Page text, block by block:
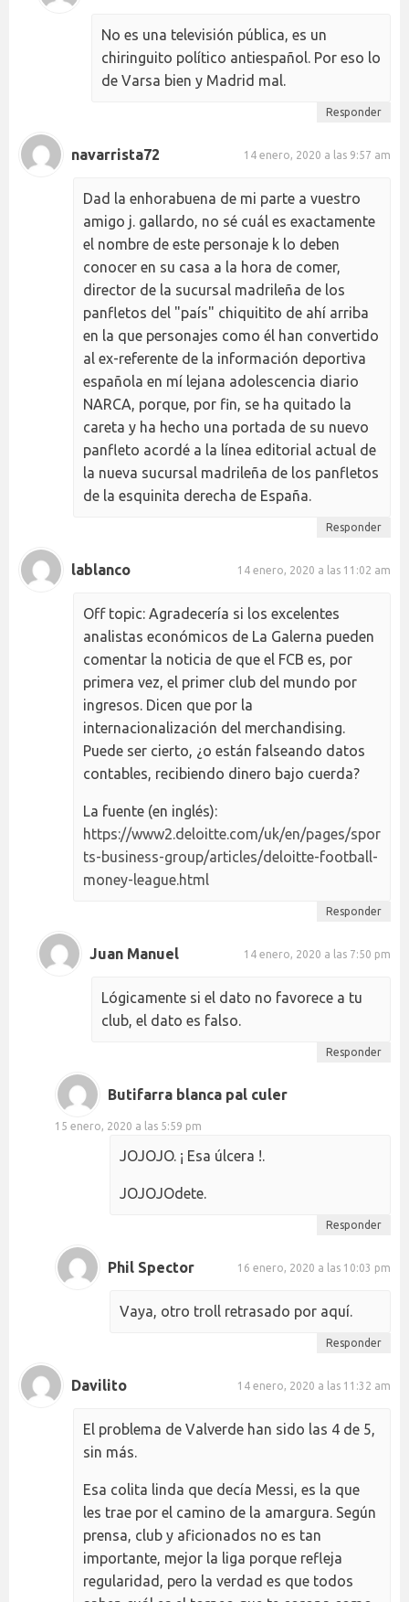
No es una televisión pública, es un
chiringuito político antiespañol. Por eso lo
de Varsa bien y Madrid mal.
Responder
navarrista72 14 enero, 2020 a las 9:57 am
Dad la enhorabuena de mi parte a vuestro
amigo j. gallardo, no sé cuál es exactamente
el nombre de este personaje k lo deben
conocer en su casa a la hora de comer,
director de la sucursal madrileña de los
panfletos del "país" chiquitito de ahí arriba
en la que personajes como él han convertido
al ex-referente de la información deportiva
española en mí lejana adolescencia diario
NARCA, porque, por fin, se ha quitado la
careta y ha hecho una portada de su nuevo
panfleto acordé a la línea editorial actual de
la nueva sucursal madrileña de los panfletos
de la esquinita derecha de España.
Responder
lablanco 14 enero, 2020 a las 11:02 am
Off topic: Agradecería si los excelentes
analistas económicos de La Galerna pueden
comentar la noticia de que el FCB es, por
primera vez, el primer club del mundo por
ingresos. Dicen que por la
internacionalización del merchandising.
Puede ser cierto, ¿o están falseando datos
contables, recibiendo dinero bajo cuerda?
La fuente (en inglés):
https://www2.deloitte.com/uk/en/pages/spor
ts-business-group/articles/deloitte-football-
money-league.html
Responder
Juan Manuel 14 enero, 2020 a las 7:50 pm
Lógicamente si el dato no favorece a tu
club, el dato es falso.
Responder
Butifarra blanca pal culer
15 enero, 2020 a las 5:59 pm
JOJOJO. ¡ Esa úlcera !.
JOJOJOdete.
Responder
Phil Spector 16 enero, 2020 a las 10:03 pm
Vaya, otro troll retrasado por aquí.
Responder
Davilito 14 enero, 2020 a las 11:32 am
El problema de Valverde han sido las 4 de 5,
sin más.
Esa colita linda que decía Messi, es la que
les trae por el camino de la amargura. Según
prensa, club y aficionados no es tan
importante, mejor la liga porque refleja
regularidad, pero la verdad es que todos